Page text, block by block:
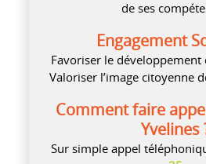
de ses
Engagement
Favoriser le
Valoriser l’image citoyenne
Comment faire
Yvelines
Sur simple appel